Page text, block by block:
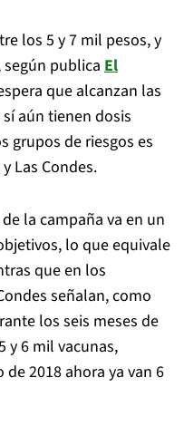
los 5 y 7 mil pesos, y
publica El
que alcanzan las
aún tienen dosis
grupos de riesgos es
Las Condes.
la campaña va en un
lo que equivale
que en los
señalan, como
los seis meses de
y 6 mil vacunas,
2018 ahora ya van 6